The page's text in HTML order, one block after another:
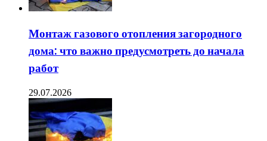
Монтаж газового отопления загородного
дома: что важно предусмотреть до начала
работ
29.07.2026